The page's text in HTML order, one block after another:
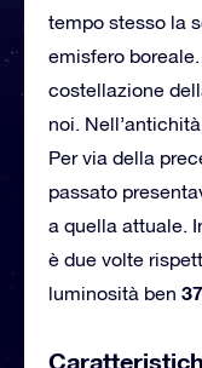
tempo stesso la
emisfero
costellazione
noi.
Per via della
passato
a quella attuale.
è due volte
luminosità ben